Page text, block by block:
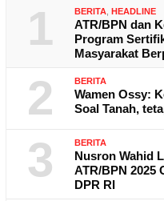
1 BERITA HEADLINE
ATR/BPN dan
Program
Masyarakat
2 BERITA
Wamen Ossy:
Soal Tanah,
3 BERITA
Nusron Wahid
ATR/BPN 2025
DPR RI